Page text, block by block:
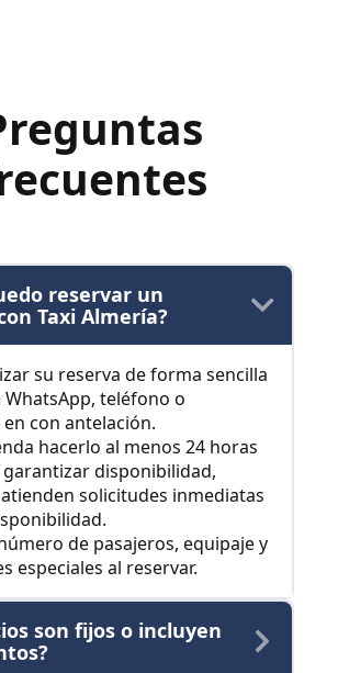
reservar un
Taxi Almería?
su reserva de forma sencilla
WhatsApp, teléfono o
con antelación.
hacerlo al menos 24 horas
disponibilidad,
solicitudes inmediatas
de pasajeros, equipaje y
especiales al reservar.
son fijos o incluyen